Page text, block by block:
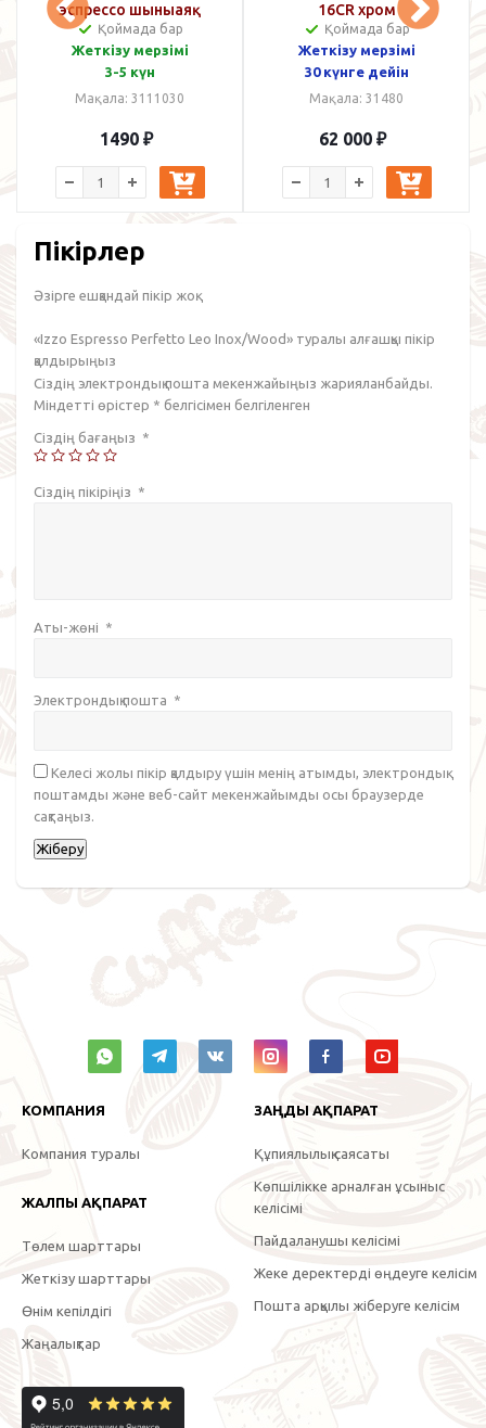
эспрессо шыныаяқ
Қоймада бар
Жеткізу мерзімі
3-5 күн
Мақала: 3111030
1490 ₽
16CR хром
Қоймада бар
Жеткізу мерзімі
30 күнге дейін
Мақала: 31480
62 000 ₽
Пікірлер
Әзірге ешқандай пікір жоқ.
«Izzo Espresso Perfetto Leo Inox/Wood» туралы алғашқы пікір
қалдырыңыз
Сіздің электрондық пошта мекенжайыңыз жарияланбайды.
Міндетті өрістер * белгісімен белгіленген
Сіздің бағаңыз *
Сіздің пікіріңіз *
Аты-жөні *
Электрондық пошта *
Келесі жолы пікір қалдыру үшін менің атымды, электрондық
поштамды және веб-сайт мекенжайымды осы браузерде
сақтаңыз.
КОМПАНИЯ
Компания туралы
ЖАЛПЫ АҚПАРАТ
Төлем шарттары
Жеткізу шарттары
Өнім кепілдігі
Жаңалықтар
ЗАҢДЫ АҚПАРАТ
Құпиялылық саясаты
Көпшілікке арналған ұсыныс
келісімі
Пайдаланушы келісімі
Жеке деректерді өңдеуге келісім
Пошта арқылы жіберуге келісім